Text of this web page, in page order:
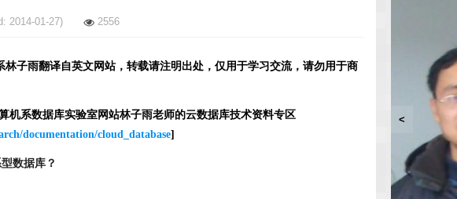
2014-01-27) 2556
子雨翻译自英文网站，转载请注明出处，仅用于学习交流，请勿用于商
机系数据库实验室网站林子雨老师的云数据库技术资料专区
documentation/cloud_database]
数据库？
<